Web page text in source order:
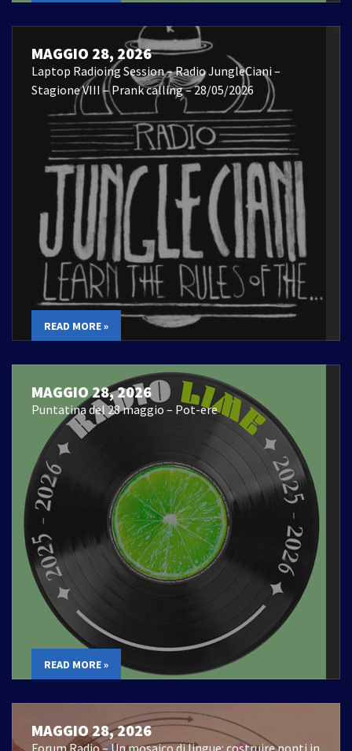
MAGGIO 28, 2026
Laptop Radioing Session – Radio JungleCiani –
Stagione VIII – Prank calling – 28/05/2026
READ MORE »
MAGGIO 28, 2026
Puntatina del 28 maggio – Pot-ere
READ MORE »
MAGGIO 28, 2026
Forum Radio – Un mosaico di lingue: costruire ponti in